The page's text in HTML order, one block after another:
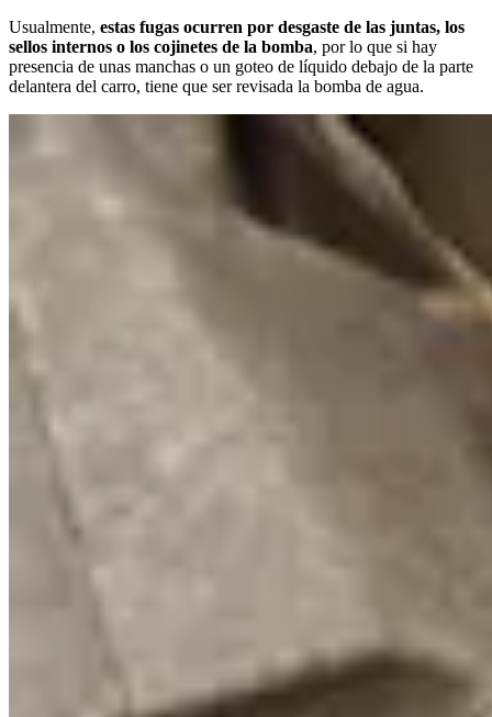
Usualmente, estas fugas ocurren por desgaste de las juntas, los
sellos internos o los cojinetes de la bomba, por lo que si hay
presencia de unas manchas o un goteo de líquido debajo de la parte
delantera del carro, tiene que ser revisada la bomba de agua.